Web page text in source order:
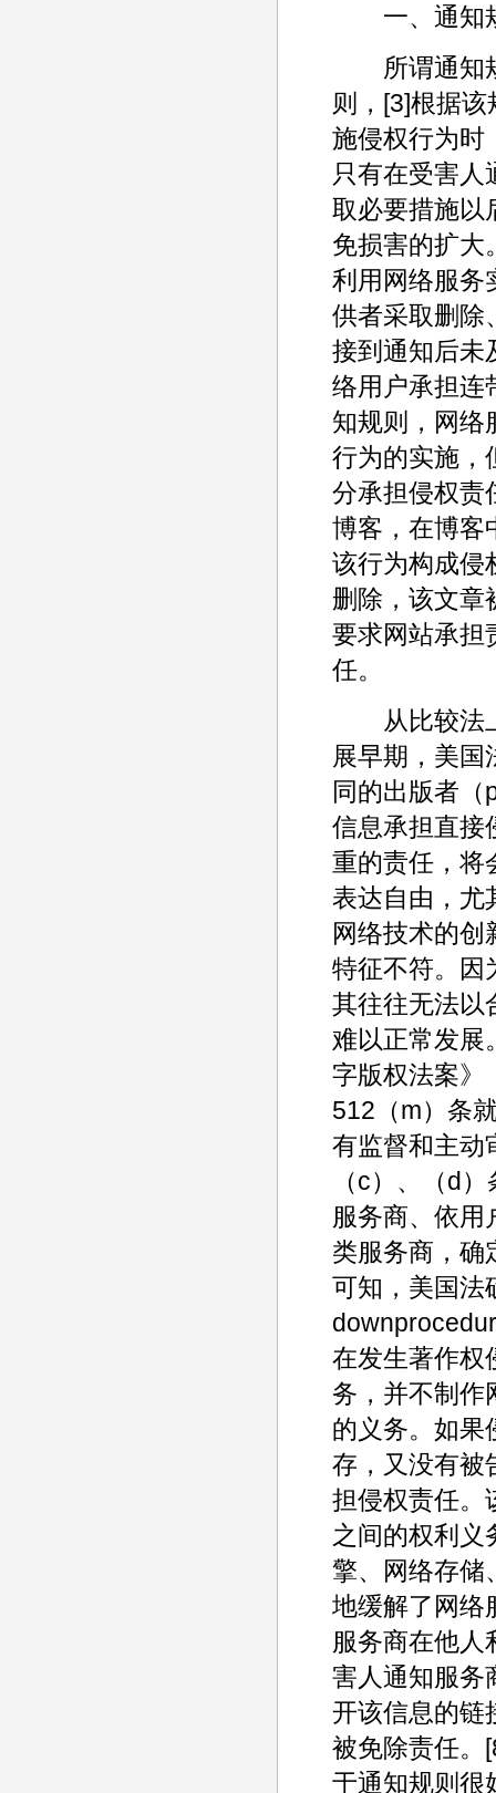
一、通知规
所谓通知规
则，[3]根据
施侵权行为时
只有在受害人
取必要措施以
免损害的扩大
利用网络服务
供者采取删除
接到通知后未
络用户承担连
知规则，网络
行为的实施，
分承担侵权责
博客，在博客
该行为构成侵
删除，该文章
要求网站承担
任。
从比较法上
展早期，美国
同的出版者（
信息承担直接
重的责任，将
表达自由，尤
网络技术的创
特征不符。因
其往往无法以
难以正常发展
字版权法案》
512（m）条
有监督和主动
（c）、（d
服务商、依用
类服务商，确
可知，美国法
在发生著作权
务，并不制作
的义务。如果
存，又没有被
担侵权责任。
之间的权利义
擎、网络存储
地缓解了网络
服务商在他人
害人通知服务
开该信息的链
被免除责任。
于通知规则很